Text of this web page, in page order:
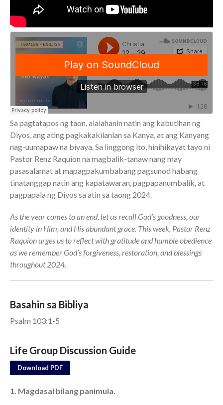
English Service
Message Series
Full Archive
Community
From our Pastors
Life Groups
KiDS
Read God’s Word
Project Ezra: Bible Reading
Plan
Bible-Rooted
Dig Deep
Reset
Testimonies
Sa pagtatapos ng taon, alalahanin natin ang kabutihan ng
Diyos, ang ating pagkakakilanlan sa Kanya, at ang Kanyang
nag-uumapaw na biyaya. Sa linggong ito, hinihikayat tayo ni
Pastor Renz Raquion na magbalik-tanaw nang may
pasasalamat at mapagpakumbabang pagsunod habang
tinatanggap natin ang kapatawaran, pagpapanumbalik, at
pagpapala ng Diyos sa atin sa taong 2024.
As the year comes to an end, let us recall God’s goodness, our
identity in Him, and His abundant grace. This week, Pastor Renz
Raquion urges us to reflect with gratitude and humble obedience
as we remember God’s forgiveness, restoration, and blessings
throughout 2024.
Basahin sa Bibliya
Psalm 103:1-5
Life Group Discussion Guide
Download PDF
1. Magdasal bilang panimula.